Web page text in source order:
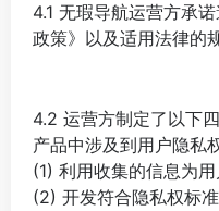
4.1 无瑕导航运营方承
政策》以及适用法律的
4.2 运营方制定了以下
产品中涉及到用户隐私
(1) 利用收集的信息为
(2) 开发符合隐私权标